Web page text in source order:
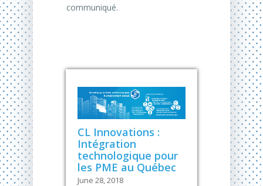
communiqué.
CL Innovations :
Intégration
technologique pour
les PME au Québec
June 28, 2018